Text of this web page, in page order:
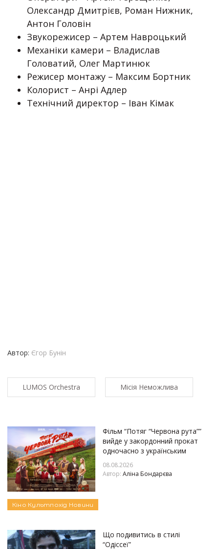
Олександр Дмитрієв, Роман Нижник,
Антон Головін
Звукорежисер – Артем Навроцький
Механіки камери – Владислав
Головатий, Олег Мартинюк
Режисер монтажу – Максим Бортник
Колорист – Анрі Адлер
Технічний директор – Іван Кімак
Автор: Єгор Бунін
LUMOS Orchestra Місія Неможлива
Фільм “Потяг “Червона рута””
вийде у закордонний прокат
одночасно з українським
08.08.2026
Автор: Аліна Бондарєва
Кіно Культпохід Новини
Що подивитись в стилі
“Одіссеї”